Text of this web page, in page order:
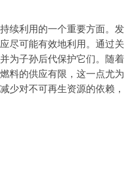
续利用的一个重要方面。发
尽可能有效地利用。通过关
为子孙后代保护它们。随着
料的供应有限，这一点尤为
少对不可再生资源的依赖，